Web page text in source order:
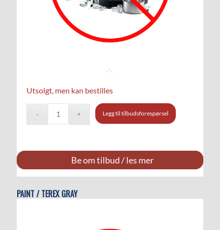
Utsolgt, men kan bestilles
Legg til tilbudsforespørsel
Be om tilbud / les mer
PAINT / TEREX GRAY